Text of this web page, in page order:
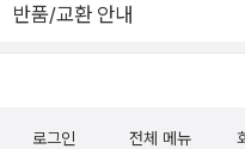
시간의 주기에 걸쳐 담아내는
반품/교환 안내
로그인 전체 메뉴